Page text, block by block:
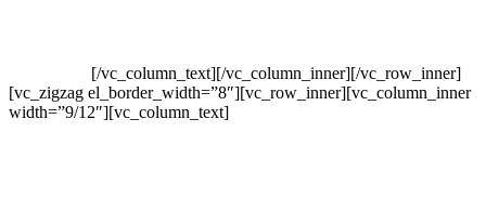
[/vc_column_text][/vc_column_inner][/vc_row_inner]
[vc_zigzag el_border_width=”8″][vc_row_inner][vc_column_inner
width=”9/12″][vc_column_text]